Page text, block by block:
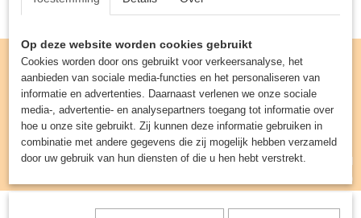
Inloggen Registreren
UW WINKELWAGEN
(0)
Op deze website worden cookies gebruikt
Cookies worden door ons gebruikt voor verkeersanalyse, het
aanbieden van sociale media-functies en het personaliseren van
informatie en advertenties. Daarnaast verlenen we onze sociale
media-, advertentie- en analysepartners toegang tot informatie over
hoe u onze site gebruikt. Zij kunnen deze informatie gebruiken in
combinatie met andere gegevens die zij mogelijk hebben verzameld
door uw gebruik van hun diensten of die u hen hebt verstrekt.